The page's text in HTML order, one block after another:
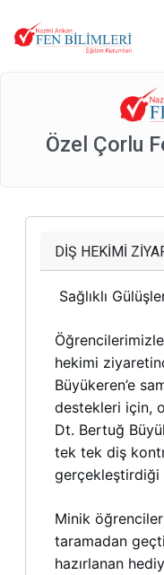
Özel Çorlu
DİŞ HEKİMİ
Sağlıklı
hekimi
Büyükeren’e
destekleri için,
Dt. Bertuğ
tek tek diş
gerçekleştirdiği
Minik
taramadan
hazırlanan